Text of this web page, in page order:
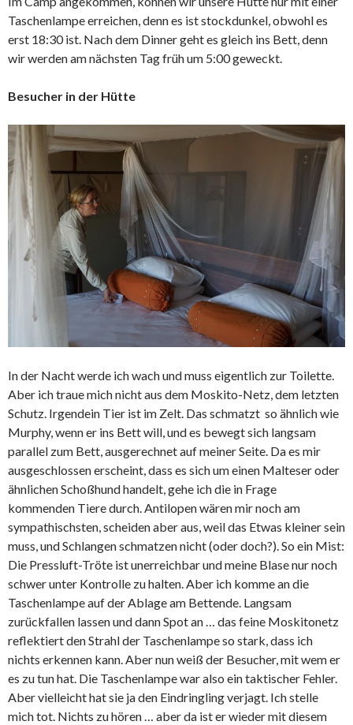
Taschenlampe erreichen, denn es ist stockdunkel, obwohl es
erst 18:30 ist. Nach dem Dinner geht es gleich ins Bett, denn
wir werden am nächsten Tag früh um 5:00 geweckt.
Besucher in der Hütte
In der Nacht werde ich wach und muss eigentlich zur Toilette.
Aber ich traue mich nicht aus dem Moskito-Netz, dem letzten
Schutz. Irgendein Tier ist im Zelt. Das schmatzt so ähnlich wie
Murphy, wenn er ins Bett will, und es bewegt sich langsam
parallel zum Bett, ausgerechnet auf meiner Seite. Da es mir
ausgeschlossen erscheint, dass es sich um einen Malteser oder
ähnlichen Schoßhund handelt, gehe ich die in Frage
kommenden Tiere durch. Antilopen wären mir noch am
sympathischsten, scheiden aber aus, weil das Etwas kleiner sein
muss, und Schlangen schmatzen nicht (oder doch?). So ein Mist:
Die Pressluft-Tröte ist unerreichbar und meine Blase nur noch
schwer unter Kontrolle zu halten. Aber ich komme an die
Taschenlampe auf der Ablage am Bettende. Langsam
zurückfallen lassen und dann Spot an … das feine Moskitonetz
reflektiert den Strahl der Taschenlampe so stark, dass ich
nichts erkennen kann. Aber nun weiß der Besucher, mit wem er
es zu tun hat. Die Taschenlampe war also ein taktischer Fehler.
Aber vielleicht hat sie ja den Eindringling verjagt. Ich stelle
mich tot. Nichts zu hören … aber da ist er wieder mit diesem